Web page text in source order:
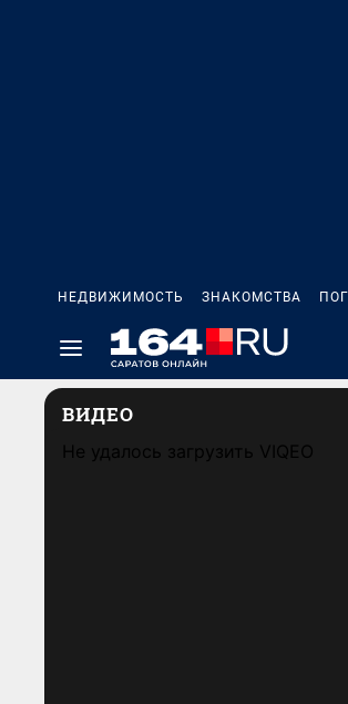
НЕДВИЖИМОСТЬ ЗНАКОМСТВА
ВИДЕО
Не удалось загрузить VIQEO